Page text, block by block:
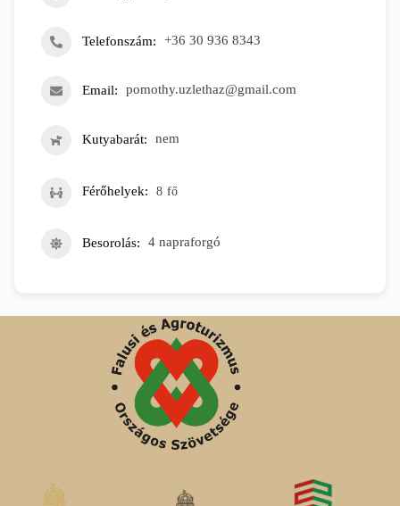
Telefonszám +36 30 936 8343
Email pomothy.uzlethaz@gmail.com
Kutyabarát nem
Férőhelyek 8 fő
Besorolás 4 napraforgó